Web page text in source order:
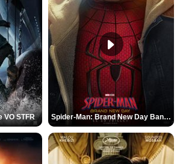
VO STFR Spider-Man: Brand New Day Bande-annonce VO STFR